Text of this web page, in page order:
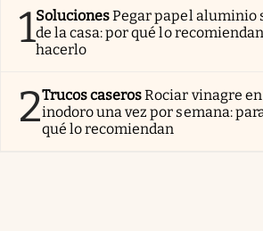
1SolucionesPegar papel aluminio
de la casa: por qué lo
hacerlo
2Trucos caserosRociar vinagre
inodoro una vez por semana:
qué lo recomiendan